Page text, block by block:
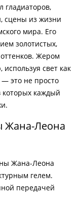
гладиаторов,
сцены из жизни
мира. Его
золотистых,
Жером
свет как
это не просто
которых каждый
Жана-Леона
Жана-Леона
гелем.
передачей